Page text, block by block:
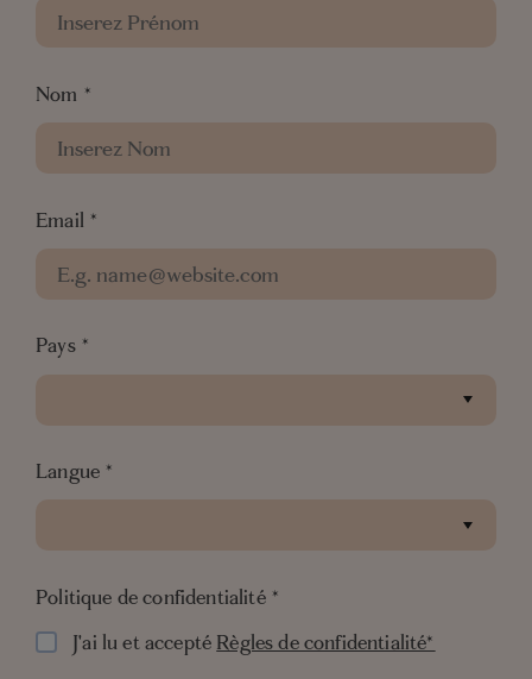
Nom *
Email *
Pays *
Langue *
Politique de confidentialité *
J'ai lu et accepté Règles de confidentialité*